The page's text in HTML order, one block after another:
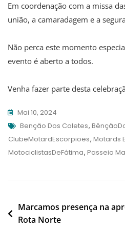
Em coordenação com a missa
união, a camaradagem e a
Não perca este momento
evento é aberto a todos.
Venha fazer parte desta
Mai 10, 2024
Tags
Benção Dos Coletes,
ClubeMotardEscorpioes, Motards
MotociclistasDeFátima, Passeio
Navegação
de
Marcamos presença na
Rota Norte